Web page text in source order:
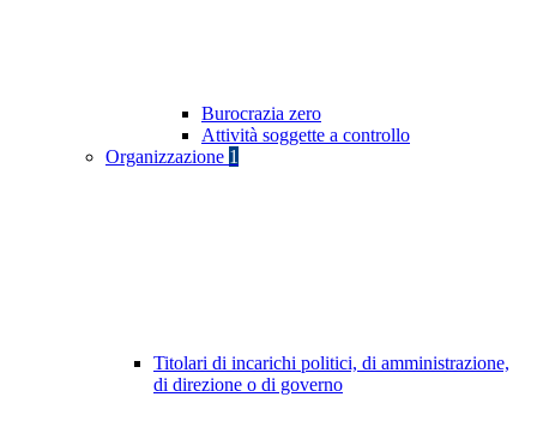
Burocrazia zero
Attività soggette a controllo
Organizzazione 1
Titolari di incarichi politici, di amministrazione,
di direzione o di governo